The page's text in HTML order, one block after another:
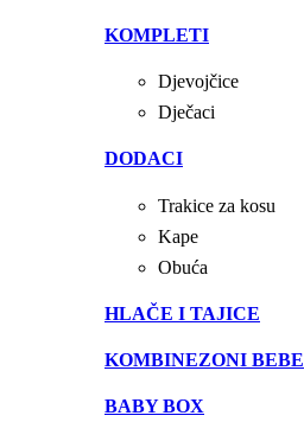
KOMPLETI
Djevojčice
Dječaci
DODACI
Trakice za kosu
Kape
Obuća
HLAČE I TAJICE
KOMBINEZONI BEBE
BABY BOX